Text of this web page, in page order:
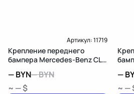
Артикул:11719
Крепление переднего
бампера Mercedes-Benz CLS
—BYN—BYN
~ — $
—
~ —